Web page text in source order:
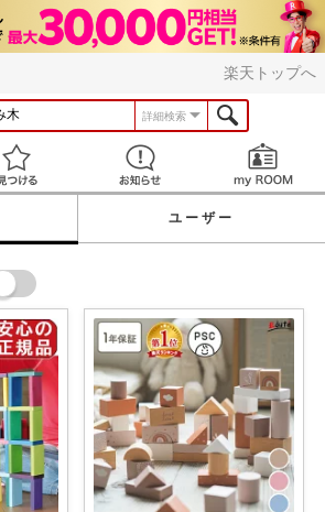
楽天トップへ
詳細検索
見つける お知らせ
ユーザー